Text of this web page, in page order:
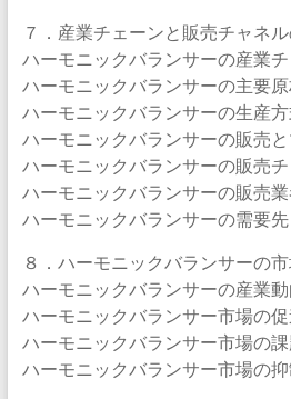
７．産業チェーンと販売チャネ
ハーモニックバランサーの産業
ハーモニックバランサーの主要
ハーモニックバランサーの生産
ハーモニックバランサーの販売
ハーモニックバランサーの販売
ハーモニックバランサーの販売
ハーモニックバランサーの需要先
８．ハーモニックバランサーの
ハーモニックバランサーの産業動
ハーモニックバランサー市場の
ハーモニックバランサー市場の課
ハーモニックバランサー市場の